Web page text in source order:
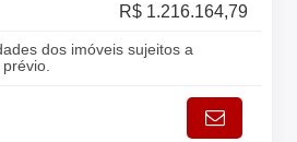
R$ 1.216.164,79
dos imóveis sujeitos a